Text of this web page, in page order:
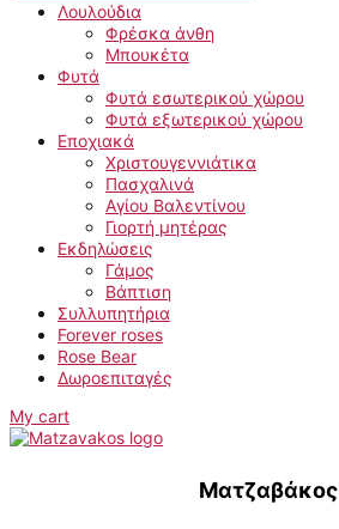
Λουλούδια
Φρέσκα άνθη
Μπουκέτα
Φυτά
Φυτά εσωτερικού χώρου
Φυτά εξωτερικού χώρου
Εποχιακά
Χριστουγεννιάτικα
Πασχαλινά
Αγίου Βαλεντίνου
Γιορτή μητέρας
Εκδηλώσεις
Γάμος
Βάπτιση
Συλλυπητήρια
Forever roses
Rose Bear
Δωροεπιταγές
My cart
Ματζαβάκος